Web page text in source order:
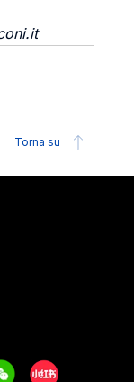
Torna su
Xiaohongshu/